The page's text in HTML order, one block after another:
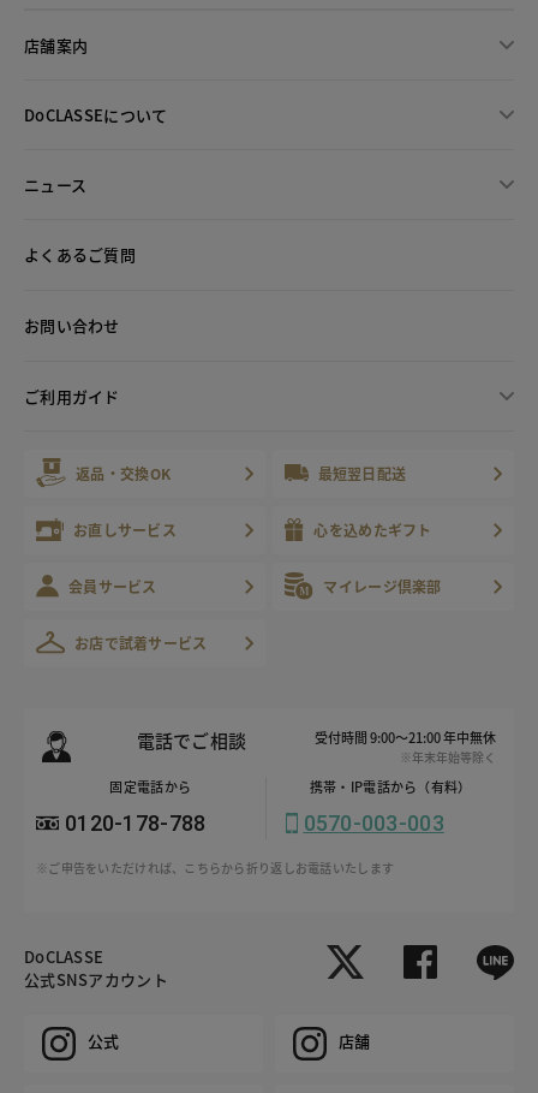
店舗案内
DoCLASSEについて
ニュース
よくあるご質問
お問い合わせ
ご利用ガイド
返品・交換OK 最短翌日配送
お直しサービス 心を込めたギフト
会員サービス マイレージ倶楽部
お店で試着サービス
電話でご相談 受付時間 9:00～21:00 年中無休
※年末年始等除く
固定電話から
0120-178-788
携帯・IP電話から（有料）
0570-003-003
※ご申告をいただければ、こちらから折り返しお電話いたします
DoCLASSE
公式SNSアカウント
公式 店舗